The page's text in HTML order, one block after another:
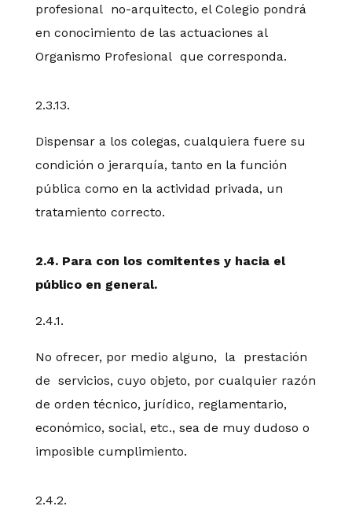
profesional no-arquitecto, el Colegio pondrá
en conocimiento de las actuaciones al
Organismo Profesional que corresponda.
2.3.13.
Dispensar a los colegas, cualquiera fuere su
condición o jerarquía, tanto en la función
pública como en la actividad privada, un
tratamiento correcto.
2.4. Para con los comitentes y hacia el
público en general.
2.4.1.
No ofrecer, por medio alguno, la prestación
de servicios, cuyo objeto, por cualquier razón
de orden técnico, jurídico, reglamentario,
económico, social, etc., sea de muy dudoso o
imposible cumplimiento.
2.4.2.